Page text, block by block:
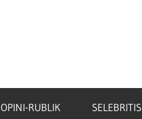
OPINI-RUBLIK SELEBRITIS